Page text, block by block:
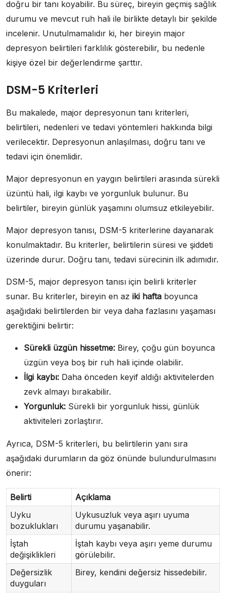
doğru bir tanı koyabilir. Bu süreç, bireyin geçmiş sağlık
durumu ve mevcut ruh hali ile birlikte detaylı bir şekilde
incelenir. Unutulmamalıdır ki, her bireyin major
depresyon belirtileri farklılık gösterebilir, bu nedenle
kişiye özel bir değerlendirme şarttır.
DSM-5 Kriterleri
Bu makalede, major depresyonun tanı kriterleri,
belirtileri, nedenleri ve tedavi yöntemleri hakkında bilgi
verilecektir. Depresyonun anlaşılması, doğru tanı ve
tedavi için önemlidir.
Major depresyonun en yaygın belirtileri arasında sürekli
üzüntü hali, ilgi kaybı ve yorgunluk bulunur. Bu
belirtiler, bireyin günlük yaşamını olumsuz etkileyebilir.
Major depresyon tanısı, DSM-5 kriterlerine dayanarak
konulmaktadır. Bu kriterler, belirtilerin süresi ve şiddeti
üzerinde durur. Doğru tanı, tedavi sürecinin ilk adımıdır.
DSM-5, major depresyon tanısı için belirli kriterler
sunar. Bu kriterler, bireyin en az iki hafta boyunca
aşağıdaki belirtilerden bir veya daha fazlasını yaşaması
gerektiğini belirtir:
Sürekli üzgün hissetme: Birey, çoğu gün boyunca
üzgün veya boş bir ruh hali içinde olabilir.
İlgi kaybı: Daha önceden keyif aldığı aktivitelerden
zevk almayı bırakabilir.
Yorgunluk: Sürekli bir yorgunluk hissi, günlük
aktiviteleri zorlaştırır.
Ayrıca, DSM-5 kriterleri, bu belirtilerin yanı sıra
aşağıdaki durumların da göz önünde bulundurulmasını
önerir:
Belirti
Açıklama
Uyku
bozuklukları
Uykusuzluk veya aşırı uyuma
durumu yaşanabilir.
İştah
değişiklikleri
İştah kaybı veya aşırı yeme durumu
görülebilir.
Değersizlik
duyguları
Birey, kendini değersiz hissedebilir.